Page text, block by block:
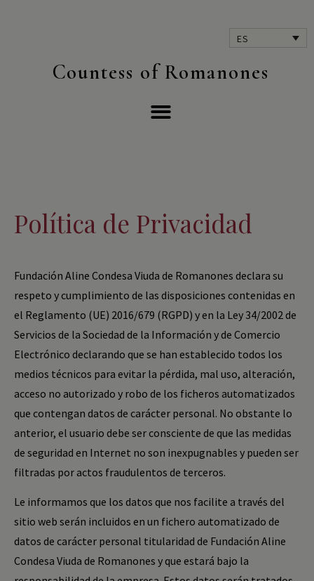
ES
Countess of Romanones
Política de Privacidad
Fundación Aline Condesa Viuda de Romanones declara su
respeto y cumplimiento de las disposiciones contenidas en
el Reglamento (UE) 2016/679 (RGPD) y en la Ley 34/2002 de
Servicios de la Sociedad de la Información y de Comercio
Electrónico declarando que se han establecido todos los
medios técnicos para evitar la pérdida, mal uso, alteración,
acceso no autorizado y robo de los ficheros automatizados
que contengan datos de carácter personal. No obstante lo
anterior, el usuario debe ser consciente de que las medidas
de seguridad en Internet no son inexpugnables y pueden ser
filtradas por actos fraudulentos de terceros.
Le informamos que los datos que nos facilite a través del
sitio web serán incluidos en un fichero automatizado de
datos de carácter personal titularidad de Fundación Aline
Condesa Viuda de Romanones y que estará bajo la